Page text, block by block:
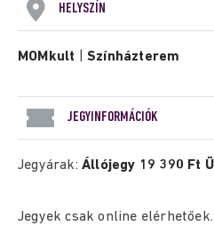
HELYSZÍN
MOMkult |Színházterem
JEGYINFORMÁCIÓK
Jegyárak: Állójegy 19 390 Ft
Jegyek csak online elérhetőek.